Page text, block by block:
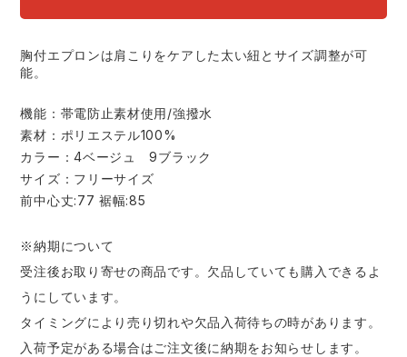
カジュアル
スターライト工業 東洋物産工業
弘進ゴム
福山ゴム工業
胸付エプロンは肩こりをケアした太い紐とサイズ調整が可
能。
機能：帯電防止素材使用/強撥水
素材：ポリエステル100%
カラー：4ベージュ 9ブラック
サイズ：フリーサイズ
前中心丈:77 裾幅:85
※納期について
受注後お取り寄せの商品です。欠品していても購入できるよ
うにしています。
タイミングにより売り切れや欠品入荷待ちの時があります。
入荷予定がある場合はご注文後に納期をお知らせします。